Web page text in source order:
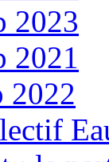
2023
2021
2022